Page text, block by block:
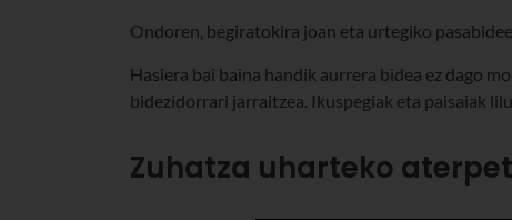
Ondoren, begiratokira joan eta urtegiko
Hasiera bai baina handik aurrera bidea ez dago
bidezidorrari jarraitzea. Ikuspegiak eta paisaiak
Zuhatza uharteko